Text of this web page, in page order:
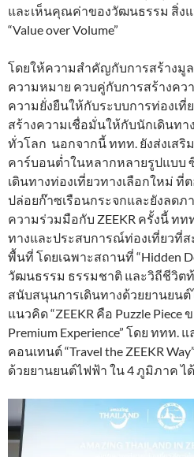
และเห็นคุณค่าของวัฒนธรรม สิ่ง
“Value over Volume”
โดยให้ความสำคัญกับการสร้างมู
ความหมาย ควบคู่กับการสร้างคว
ความยั่งยืนให้กับระบบการท่องเที่
สร้างความเชื่อมั่นให้กับนักเดินทา
ทั่วโลก นอกจากนี้ ททท. ยังส่งเสริ
คาร์บอนต่ำในหลากหลายรูปแบบ
เดินทางท่องเที่ยวทางเลือกใหม่
ปล่อยก๊าซเรือนกระจกและยังลดภ
ความร่วมมือกับ ZEEKR ครั้งนี้ ท
ทางและประสบการณ์ท่องเที่ยวที่
พื้นที่ โดยเฉพาะสถานที่ “Hidden
วัฒนธรรม ธรรมชาติ และวิถีชีวิต
สนับสนุนการเดินทางด้วยยานยน
แนวคิด “ZEEKR คือ Puzzle Piece
Premium Experience” โดย ททท.
คอนเทนต์ “Travel the ZEEKR
ด้วยยานยนต์ไฟฟ้า ใน 4 ภูมิภาค ไ